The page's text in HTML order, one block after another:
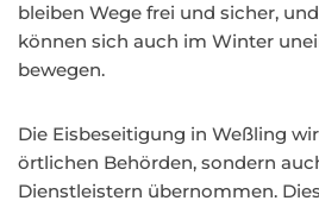
bleiben Wege frei und sicher,
können sich auch im Winter
bewegen.
Die Eisbeseitigung in Weßling
örtlichen Behörden, sondern
Dienstleistern übernommen.